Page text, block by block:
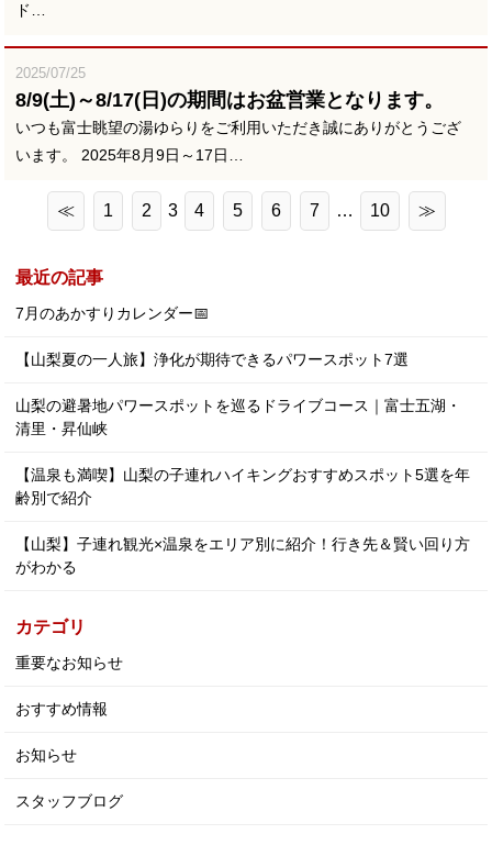
ド…
2025/07/25
8/9(土)～8/17(日)の期間はお盆営業となります。
いつも富士眺望の湯ゆらりをご利用いただき誠にありがとうござ
います。 2025年8月9日～17日…
≪ 1 2 3 4 5 6 7 … 10 ≫
最近の記事
7月のあかすりカレンダー📅
【山梨夏の一人旅】浄化が期待できるパワースポット7選
山梨の避暑地パワースポットを巡るドライブコース｜富士五湖・
清里・昇仙峡
【温泉も満喫】山梨の子連れハイキングおすすめスポット5選を年
齢別で紹介
【山梨】子連れ観光×温泉をエリア別に紹介！行き先＆賢い回り方
がわかる
カテゴリ
重要なお知らせ
おすすめ情報
お知らせ
スタッフブログ